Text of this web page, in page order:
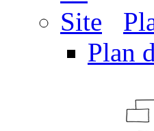
Plan